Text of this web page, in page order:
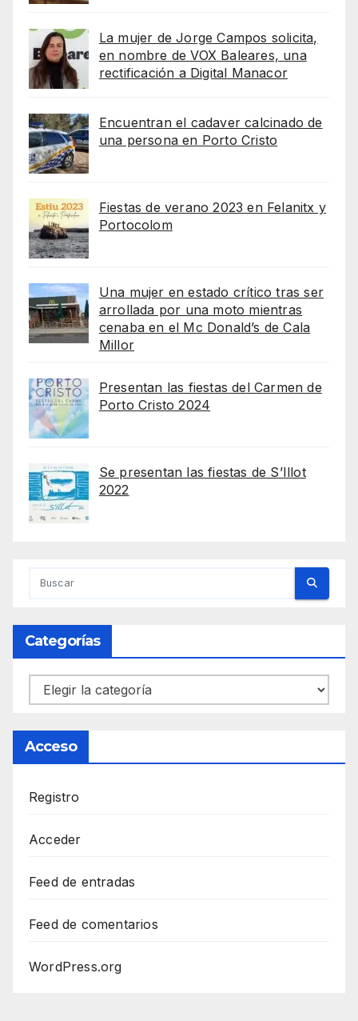
La mujer de Jorge Campos solicita,
en nombre de VOX Baleares, una
rectificación a Digital Manacor
Encuentran el cadaver calcinado de
una persona en Porto Cristo
Fiestas de verano 2023 en Felanitx y
Portocolom
Una mujer en estado crítico tras ser
arrollada por una moto mientras
cenaba en el Mc Donald’s de Cala
Millor
Presentan las fiestas del Carmen de
Porto Cristo 2024
Se presentan las fiestas de S’Illot
2022
Categorías
Categorías
Acceso
Registro
Acceder
Feed de entradas
Feed de comentarios
WordPress.org